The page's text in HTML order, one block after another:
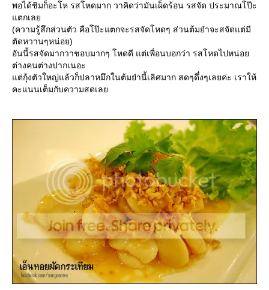
พอได้ชิมก็อะโห รสโหดมาก วาคิดว่ามันเผ็ดร้อน รสจัด ประมาณโป๊ะ
ตกเล
(ความรู้สึกส่วนตัว คือโป๊ะแตกจะรสจัดโหดๆ ส่วนต้มยำจะสจัดแต่มี
ตัดหวานๆหน่อย)
อันนี้รสจัดมากวาชอบมากๆ โหดดี แต่เพื่อนบอกว่า รสโหดไปหน่อ
ต่างคนต่างปากเนอะ
ต่กุ้งตัวใหญ่แล้วก็ปลาหมึกในต้มยำนี้เลิศมาก สดๆดึ๋งๆเลยค่ะ เราให้
คะแนนเต็มกับความสดเล